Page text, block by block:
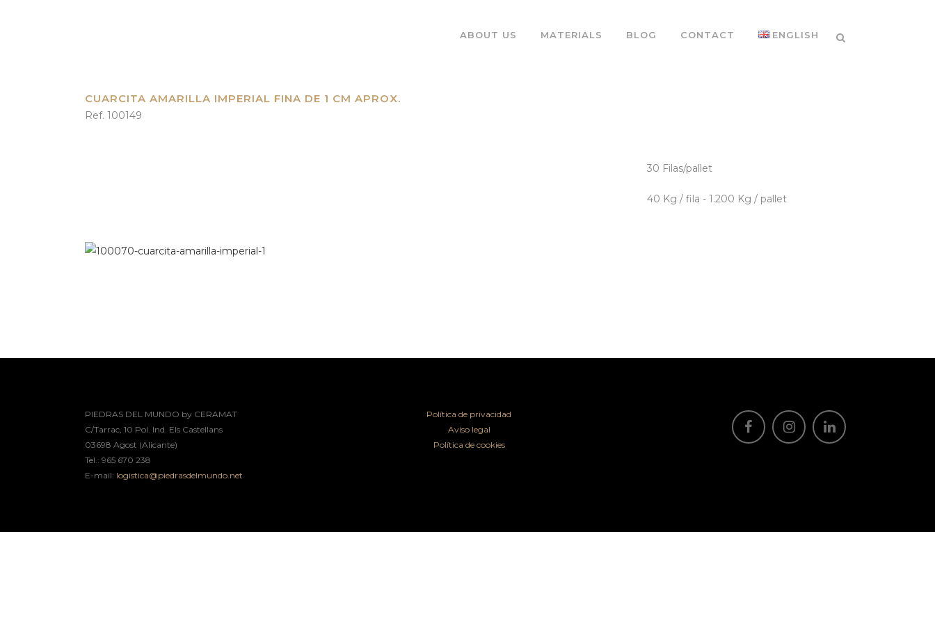
ABOUT US MATERIALS BLOG CONTACT ENGLISH
CUARCITA AMARILLA IMPERIAL FINA DE 1 CM APROX.
Ref. 100149
30 Filas/pallet
40 Kg / fila - 1.200 Kg / pallet
PIEDRAS DEL MUNDO by CERAMAT
C/Tarrac, 10 Pol. Ind. Els Castellans
03698 Agost (Alicante)
Tel.: 965 670 238
E-mail: logistica@piedrasdelmundo.net
Política de privacidad
Aviso legal
Política de cookies